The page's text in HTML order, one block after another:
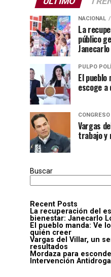
NACIONAL
La
público
PULPO
El pueblo
escoge a
Vargas
trabajo y
Buscar
Recent Posts
La recuperación del
bienestar: Janecarlo
El pueblo manda: Ve
quién creer
Vargas del Villar, un
resultados
Mordaza para
Intervención